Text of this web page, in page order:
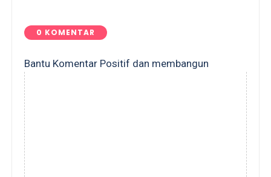
0 KOMENTAR
Bantu Komentar Positif dan membangun